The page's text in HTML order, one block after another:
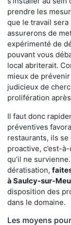
prendre les
que le travail
assurerons de
expérimenté de
pouvant vous
local abriterait.
mieux de
judicieux de
prolifération
Il faut donc
préventives
restaurants, ils se
proactive, c’est-
qu’il ne
dératisation,
à Saulcy-sur-
disposition des
dans le domaine.
Les moyens